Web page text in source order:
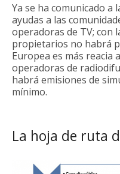
Ya se ha comunicado a
ayudas a las
operadoras de TV; con
propietarios no habrá
Europea es más reacia
operadoras de
habrá emisiones de
mínimo.
La hoja de ruta